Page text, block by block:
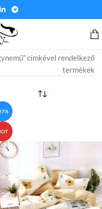
címkével rendelkező
termékek